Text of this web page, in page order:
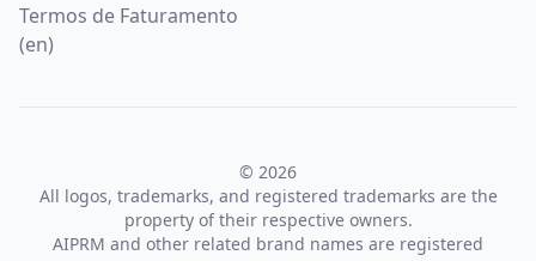
Termos de Faturamento
(en)
© 2026
All logos, trademarks, and registered trademarks are the
property of their respective owners.
AIPRM and other related brand names are registered